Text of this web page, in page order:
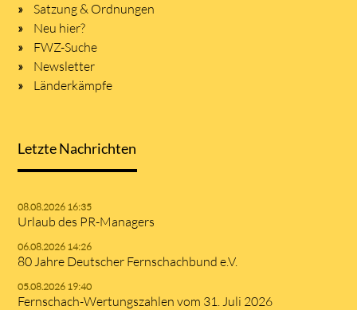
Satzung & Ordnungen
Neu hier?
FWZ-Suche
Newsletter
Länderkämpfe
Letzte Nachrichten
08.08.2026 16:35
Urlaub des PR-Managers
06.08.2026 14:26
80 Jahre Deutscher Fernschachbund e.V.
05.08.2026 19:40
Fernschach-Wertungszahlen vom 31. Juli 2026